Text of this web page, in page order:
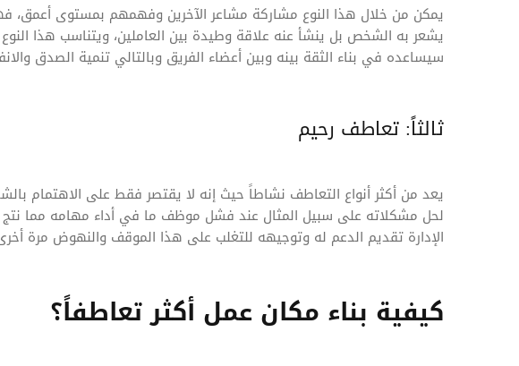
يمكن من خلال هذا النوع مشاركة مشاعر الآخرين وفهمهم بمستوى أعمق،
يشعر به الشخص بل ينشأ عنه علاقة وطيدة بين العاملين، ويتناسب هذا
سيساعده في بناء الثقة بينه وبين أعضاء الفريق وبالتالي تنمية الصدق
ثالثاً: تعاطف رحيم
يعد من أكثر أنواع التعاطف نشاطاً حيث إنه لا يقتصر فقط على الاهتمام
لحل مشكلاته على سبيل المثال عند فشل موظف ما في أداء مهامه مما
الإدارة تقديم الدعم له وتوجيهه للتغلب على هذا الموقف والنهوض مرة
كيفية بناء مكان عمل أكثر تعاطفاً؟